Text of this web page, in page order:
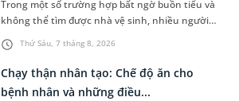
Thứ Sáu, 7 tháng 8, 2026
Trong một số trường hợp bất ngờ buồn tiểu và
không thể tìm được nhà vệ sinh, nhiều người
đã áp dụng phương pháp bấm huyệt nhịn tiểu.
Vậy cách bấm huyệt nhịn tiểu được thực hiện
như thế nào? Dưới đây là thông tin tham khảo
và một số lưu ý dành cho bạn.
Chạy thận nhân tạo: Chế độ ăn cho
bệnh nhân và những điều...